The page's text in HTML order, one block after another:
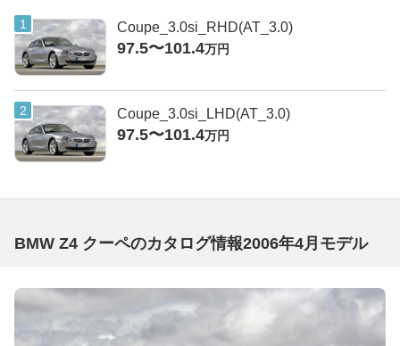
Coupe_3.0si_RHD(AT_3.0)
97.5〜101.4万円
Coupe_3.0si_LHD(AT_3.0)
97.5〜101.4万円
BMW Z4 クーペのカタログ情報2006年4月モデル